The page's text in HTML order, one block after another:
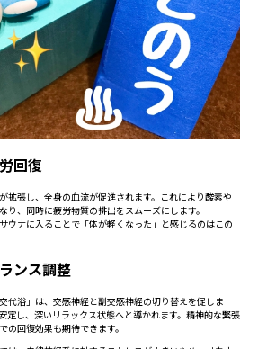
回復
拡張し、全身の血流が促進されます。これにより酸素や
り、同時に疲労物質の排出をスムーズにします。
ウナに入ることで「体が軽くなった」と感じるのはこの
ンス調整
代浴」は、交感神経と副交感神経の切り替えを促しま
定し、深いリラックス状態へと導かれます。精神的な緊張
の回復効果も期待できます。